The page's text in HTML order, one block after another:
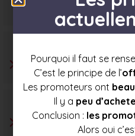
252 000 € 276
Pourquoi il faut se
C’est le principe de l’
Les promoteurs ont
Il y a peu
Conclusion : les
Alors oui